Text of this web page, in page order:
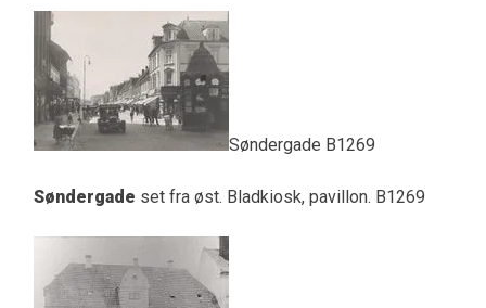
Søndergade B1269
Søndergade set fra øst. Bladkiosk, pavillon. B1269